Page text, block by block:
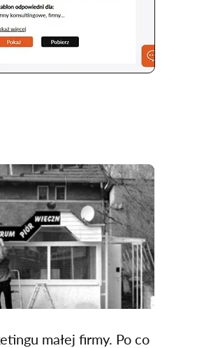
małej firmy. Po co